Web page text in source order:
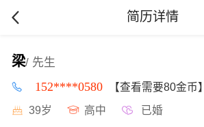
简历详情
梁/ 先生
152****0580 【查看需要80金币】
39岁 高中 已婚